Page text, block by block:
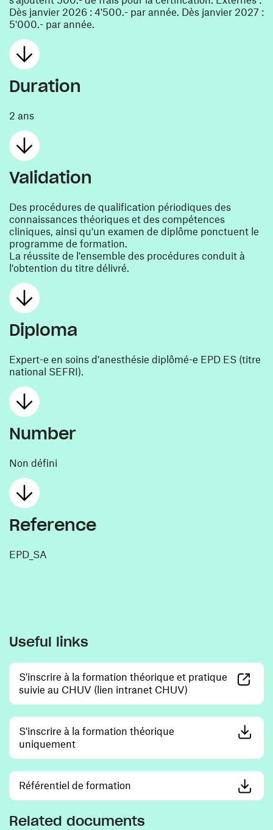
Dès janvier 2026 : 4'500.- par année. Dès janvier 2027 :
5'000.- par année.
Duration
2 ans
Validation
Des procédures de qualification périodiques des
connaissances théoriques et des compétences
cliniques, ainsi qu'un examen de diplôme ponctuent le
programme de formation.
La réussite de l'ensemble des procédures conduit à
l'obtention du titre délivré.
Diploma
Expert-e en soins d'anesthésie diplômé-e EPD ES (titre
national SEFRI).
Number
Non défini
Reference
EPD_SA
Useful links
S'inscrire à la formation théorique et pratique
suivie au CHUV (lien intranet CHUV) (opens in a new
S'inscrire à la formation théorique
uniquement(opens in a new window)
Référentiel de formation (opens in a new window)
Related documents